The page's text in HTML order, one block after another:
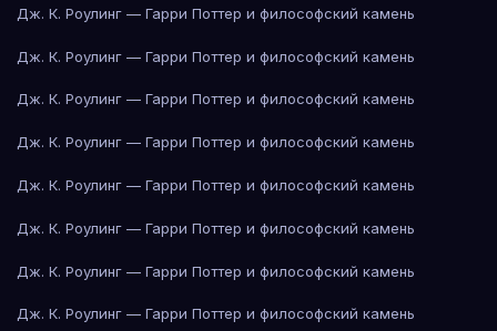
Дж. К. Роулинг — Гарри Поттер и философский камень
Дж. К. Роулинг — Гарри Поттер и философский камень
Дж. К. Роулинг — Гарри Поттер и философский камень
Дж. К. Роулинг — Гарри Поттер и философский камень
Дж. К. Роулинг — Гарри Поттер и философский камень
Дж. К. Роулинг — Гарри Поттер и философский камень
Дж. К. Роулинг — Гарри Поттер и философский камень
Дж. К. Роулинг — Гарри Поттер и философский камень